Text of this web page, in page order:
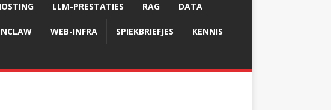
LLM-PRESTATIES RAG DATA
WEB-INFRA SPIEKBRIEFJES KENNIS